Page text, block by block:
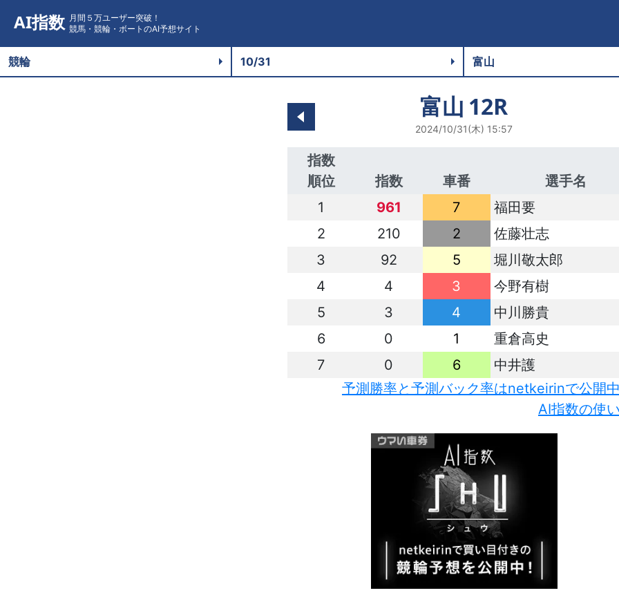
AI指数 月間５万ユーザー突破！
競馬・競輪・ボートのAI予想サイト
富山 12R
2024/10/31(木) 15:57
指数
順位
指数 車番
選手名
1
961 7
福田要
2
210 2
佐藤壮志
3
92 5
堀川敬太郎
4
4 3
今野有樹
5
3 4
中川勝貴
6
0 1
重倉高史
7
0 6
中井護
予測勝率と予測バック率はnetkeirinで公開
AI指数の使